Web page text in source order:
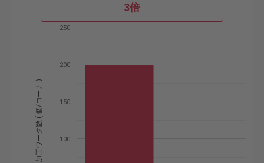
3倍
100
150
200
250
加工ワーク数 ( 個/コーナ )